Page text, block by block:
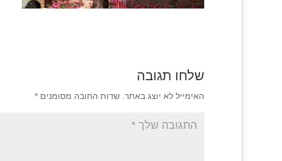
שלחו תגובה
האימייל לא יוצג באתר. שדות החובה מסומנים *